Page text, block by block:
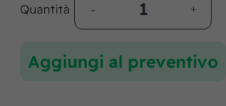
Quantità
Aggiungi al preventivo